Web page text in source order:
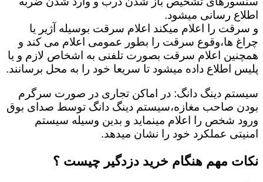
اطلاع رسانی میشود.
و سرقت را اعلام میکند اعلام سرقت بوسیله آژیر یا
چراغ ها،وقوع سرقت را بطور عمومی اعلام می کند و
همچنین اعلام سرقت بصورت تلفنی به اشخاص لازم و یا
پلیس اطلاع داده میشود تا سریعا خود را به محل برسانند.
سیستم دینگ دانگ: در اماکن تجاری در صورت سرگرم
بودن صاحب مغازه،سیستم دینگ دانگ توسط صدای بوق
ورود شخص را اعلام مینماید و بدین وسیله سیستم
امنیتی عملکرد خود را نشان میدهد.
نکات مهم هنگام خرید دزدگیر چیست ؟